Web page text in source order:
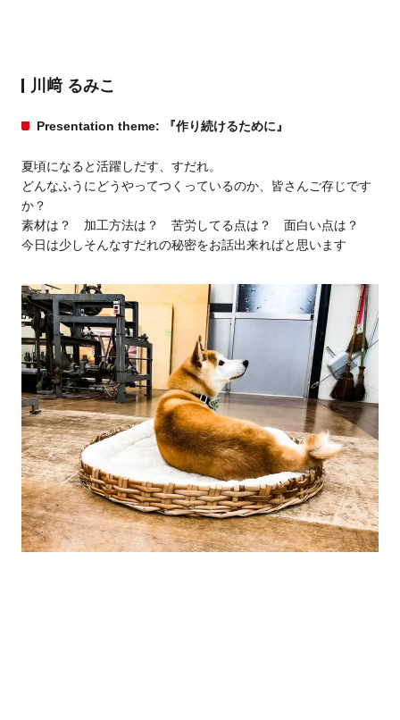
川﨑 るみこ
Presentation theme: 『作り続けるために』
夏頃になると活躍しだす、すだれ。
どんなふうにどうやってつくっているのか、皆さんご存じです
か？
素材は？ 加工方法は？ 苦労してる点は？ 面白い点は？
今日は少しそんなすだれの秘密をお話出来ればと思います